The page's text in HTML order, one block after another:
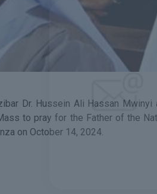
Dr. Hussein Ali Hassan
to pray for the Father of the
on October 14, 2024.